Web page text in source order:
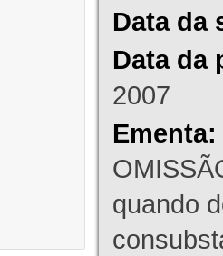
Data da
Data da
2007
Ementa:
quando